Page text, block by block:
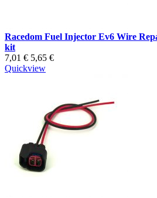
Racedom Fuel Injector Ev6 Wire
kit
7,01 € 5,65 €
Quickview